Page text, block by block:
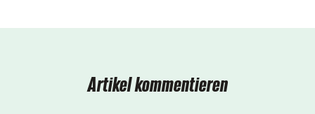
Artikel kommentieren